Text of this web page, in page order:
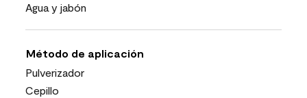
Agua y jabón
Método de aplicación
Pulverizador
Cepillo